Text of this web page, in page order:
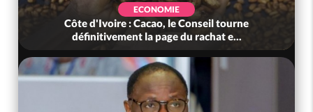
ECONOMIE
Côte d'Ivoire : Cacao, le Conseil tourne
définitivement la page du rachat e...